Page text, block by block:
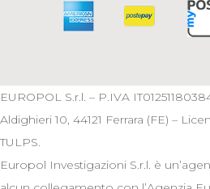
EUROPOL S.r.l. – P.IVA
Aldighieri 10, 44121 Ferrara (FE) –
TULPS.
Europol Investigazioni S.r.l. è